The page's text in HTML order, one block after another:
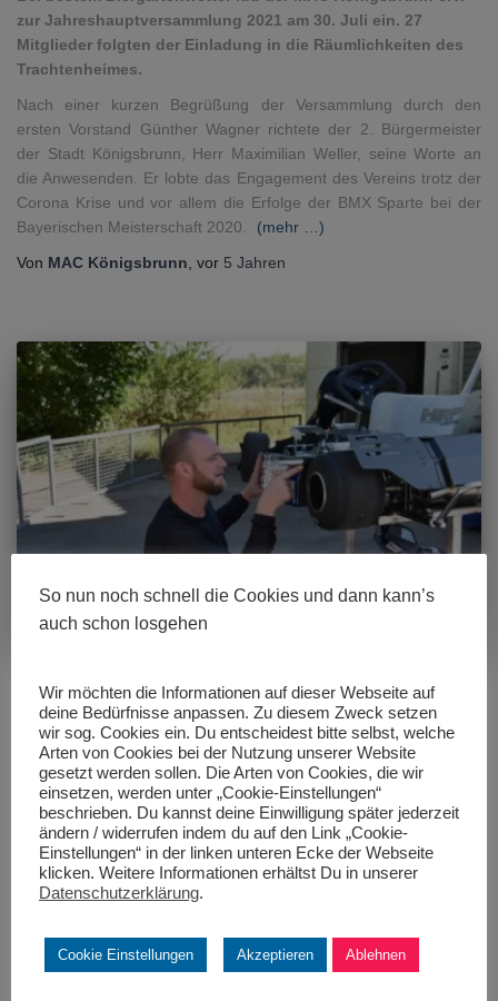
zur Jahreshauptversammlung 2021 am 30. Juli ein. 27
Mitglieder folgten der Einladung in die Räumlichkeiten des
Trachtenheimes.
Nach einer kurzen Begrüßung der Versammlung durch den
ersten Vorstand Günther Wagner richtete der 2. Bürgermeister
der Stadt Königsbrunn, Herr Maximilian Weller, seine Worte an
die Anwesenden. Er lobte das Engagement des Vereins trotz der
Corona Krise und vor allem die Erfolge der BMX Sparte bei der
Bayerischen Meisterschaft 2020.
(mehr …)
Von MAC Königsbrunn, vor 5 Jahren
ADAC
Das Corona-Jahr und der MAC
Königsbrunn
So nun noch schnell die Cookies und dann kann’s
auch schon losgehen
Wir möchten die Informationen auf dieser Webseite auf
deine Bedürfnisse anpassen. Zu diesem Zweck setzen
wir sog. Cookies ein. Du entscheidest bitte selbst, welche
Arten von Cookies bei der Nutzung unserer Website
gesetzt werden sollen. Die Arten von Cookies, die wir
einsetzen, werden unter „Cookie-Einstellungen“
beschrieben. Du kannst deine Einwilligung später jederzeit
ändern / widerrufen indem du auf den Link „Cookie-
Einstellungen“ in der linken unteren Ecke der Webseite
klicken. Weitere Informationen erhältst Du in unserer
Datenschutzerklärung.
Cookie Einstellungen Akzeptieren Ablehnen